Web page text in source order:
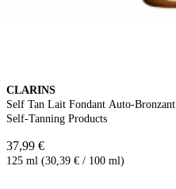
CLARINS
Self Tan Lait Fondant Auto-Bronzant
Self-Tanning Products
37,99 €
125 ml (30,39 € / 100 ml)